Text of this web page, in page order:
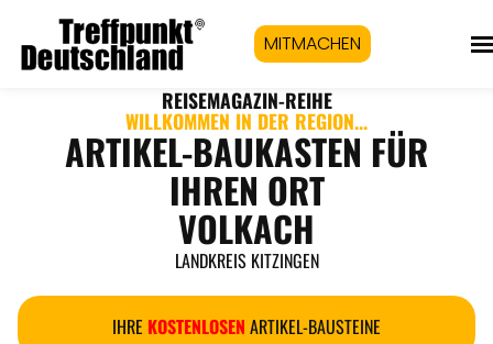
MITMACHEN
REISEMAGAZIN-REIHE
WILLKOMMEN IN DER REGION...
ARTIKEL-BAUKASTEN FÜR
IHREN ORT
VOLKACH
LANDKREIS KITZINGEN
IHRE KOSTENLOSEN ARTIKEL-BAUSTEINE